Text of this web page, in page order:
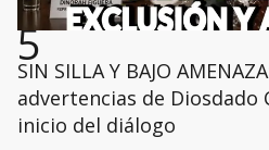
5
SIN SILLA Y BAJO
advertencias de Diosdado
inicio del diálogo